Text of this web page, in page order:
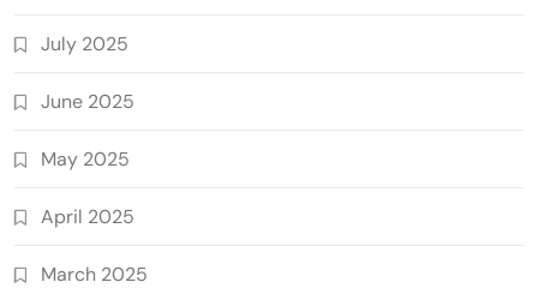
July 2025
June 2025
May 2025
April 2025
March 2025